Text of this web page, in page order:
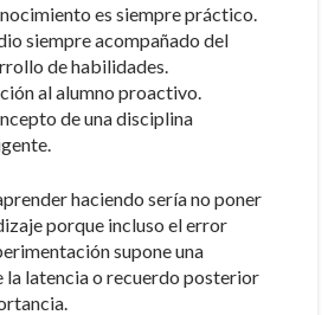
es siempre práctico.
siempre acompañado del
de habilidades.
al alumno proactivo.
de una disciplina
haciendo sería no poner
porque incluso el error
supone una
la latencia o recuerdo posterior